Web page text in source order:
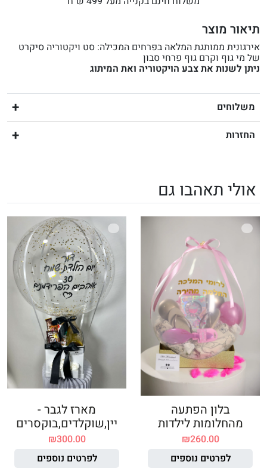
תיאור מוצר
אירגונית ממותגת המלאה בפרחים המכילה: סט ויקטוריה סיקרט
של מי גוף וקרם גוף פרחי סבון
ניתן לשנות את צבע הויקטוריה ואת המיתוג
משלוחים
החזרות
אולי תאהבו גם
בלון הפתעה
מהחלומות לילדות
₪260.00
לפרטים נוספים
מארז לגבר -
יין,שוקלדים,בוקסרים
₪300.00
לפרטים נוספים